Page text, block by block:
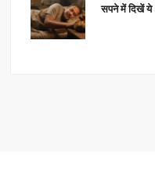
सपने में दिखें